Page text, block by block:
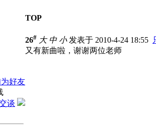
TOP
26# 大 中 小发表于 2010-4-24 18:55
又有新曲啦，谢谢两位老师